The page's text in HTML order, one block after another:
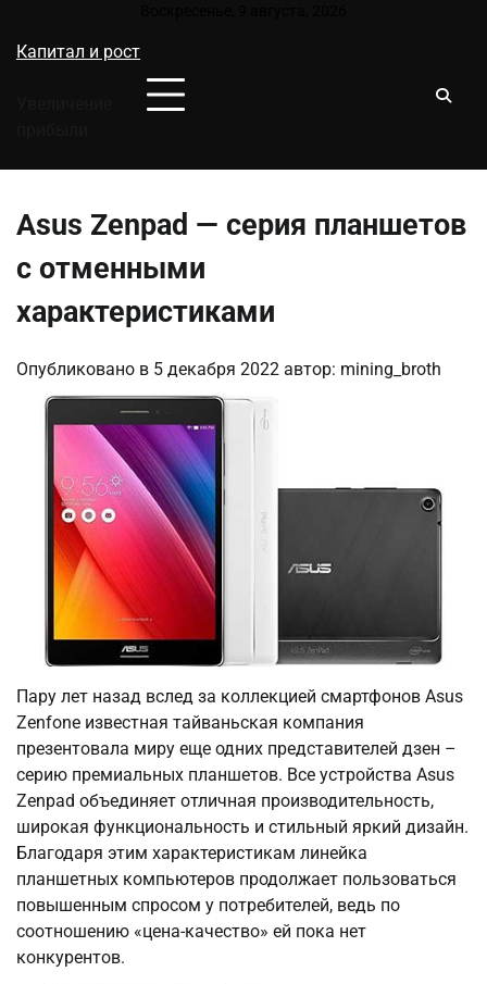
содержимому
Капитал и рост
Asus Zenpad — серия планшетов
с отменными
характеристиками
Опубликовано в 5 декабря 2022 автор: mining_broth
Пару лет назад вслед за коллекцией смартфонов Asus
Zenfone известная тайваньская компания
презентовала миру еще одних представителей дзен –
серию премиальных планшетов. Все устройства Asus
Zenpad объединяет отличная производительность,
широкая функциональность и стильный яркий дизайн.
Благодаря этим характеристикам линейка
планшетных компьютеров продолжает пользоваться
повышенным спросом у потребителей, ведь по
соотношению «цена-качество» ей пока нет
конкурентов.